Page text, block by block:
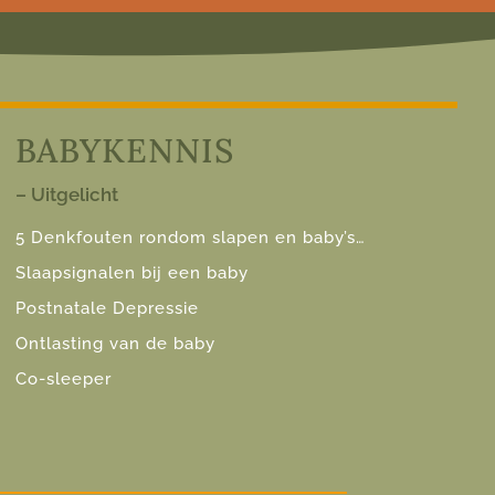
BABYKENNIS
– Uitgelicht
5 Denkfouten rondom slapen en baby’s…
Slaapsignalen bij een baby
Postnatale Depressie
Ontlasting van de baby
Co-sleeper